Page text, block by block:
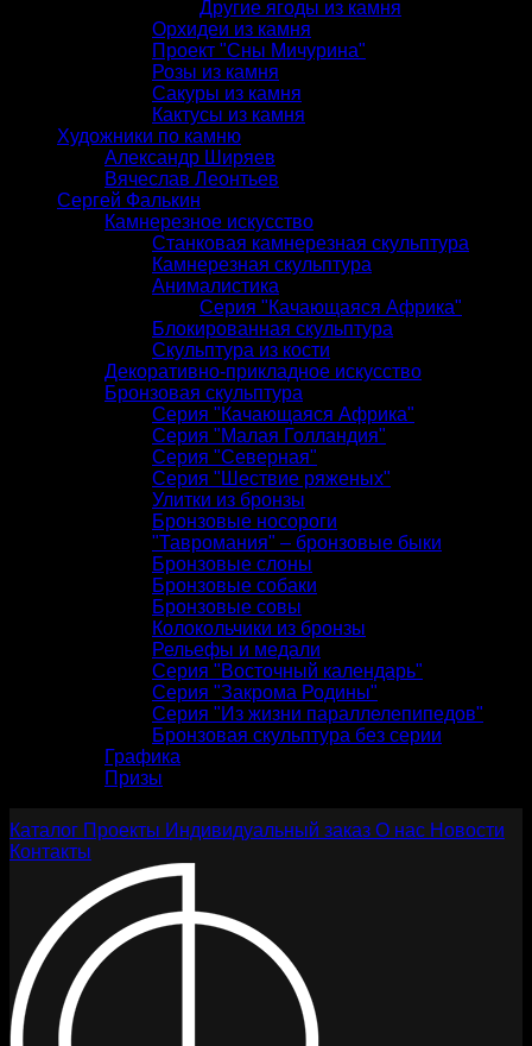
Другие ягоды из камня
Орхидеи из камня
Проект "Сны Мичурина"
Розы из камня
Сакуры из камня
Кактусы из камня
Художники по камню
Александр Ширяев
Вячеслав Леонтьев
Сергей Фалькин
Камнерезное искусство
Станковая камнерезная скульптура
Камнерезная скульптура
Анималистика
Серия "Качающаяся Африка"
Блокированная скульптура
Скульптура из кости
Декоративно-прикладное искусство
Бронзовая скульптура
Серия "Качающаяся Африка"
Серия "Малая Голландия"
Серия "Северная"
Серия "Шествие ряженых"
Улитки из бронзы
Бронзовые носороги
"Тавромания" – бронзовые быки
Бронзовые слоны
Бронзовые собаки
Бронзовые совы
Колокольчики из бронзы
Рельефы и медали
Серия "Восточный календарь"
Серия "Закрома Родины"
Серия "Из жизни параллелепипедов"
Бронзовая скульптура без серии
Графика
Призы
Каталог Проекты Индивидуальный заказ О нас Новости
Контакты